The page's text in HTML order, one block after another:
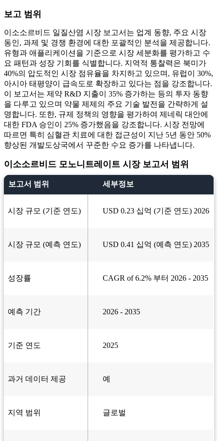
보고 범위
이소소르비드 일질산염 시장 보고서는 업계 동향, 주요 시장
동인, 과제 및 경쟁 환경에 대한 포괄적인 분석을 제공합니다.
유형과 애플리케이션을 기준으로 시장 세분화를 평가하고 수
요 패턴과 성장 기회를 식별합니다. 지역적 통찰력은 북미가
40%의 압도적인 시장 점유율을 차지하고 있으며, 유럽이 30%,
아시아 태평양이 급속도로 확장하고 있다는 점을 강조합니다.
이 보고서는 제약 R&D 지출이 35% 증가하는 등의 투자 동향
을 다루고 있으며 약물 제제의 주요 기술 발전을 간략하게 설
명합니다. 또한, 규제 정책의 영향을 평가하여 제네릭 대안에
대한 FDA 승인이 25% 증가했음을 강조합니다. 시장 전망에
따르면 특히 심혈관 치료에 대한 접근성이 지난 5년 동안 50%
향상된 개발도상국에서 꾸준한 수요 증가를 나타냅니다.
이소소르비드 모노니트레이트 시장 보고서 범위
보고서 범위 세부정보
시장 규모 (기준 연도) USD 0.23 십억 (기준 연도) 2026
시장 규모 (예측 연도) USD 0.41 십억 (예측 연도) 2035
성장률 CAGR of 6.2% 부터 2026 - 2035
예측 기간 2026 - 2035
기준 연도 2025
과거 데이터 제공 예
지역 범위 글로벌